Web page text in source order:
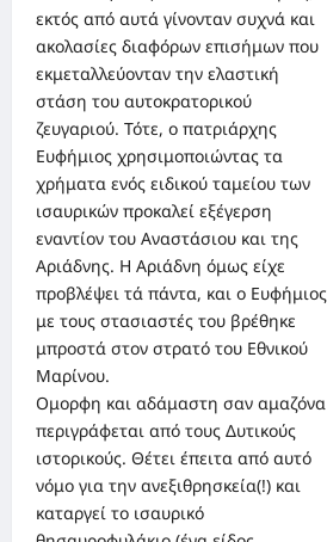
εκτός από αυτά γίνονταν συχνά και
ακολασίες διαφόρων επισήμων που
εκμεταλλεύονταν την ελαστική
στάση του αυτοκρατορικού
ζευγαριού. Τότε, ο πατριάρχης
Ευφήμιος χρησιμοποιώντας τα
χρήματα ενός ειδικού ταμείου των
ισαυρικών προκαλεί εξέγερση
εναντίον του Αναστάσιου και της
Αριάδνης. Η Αριάδνη όμως είχε
προβλέψει τά πάντα, και ο Ευφήμιος
με τους στασιαστές του βρέθηκε
μπροστά στον στρατό του Εθνικού
Μαρίνου.
Ομορφη και αδάμαστη σαν αμαζόνα
περιγράφεται από τους Δυτικούς
ιστορικούς. Θέτει έπειτα από αυτό
νόμο για την ανεξιθρησκεία(!) και
καταργεί το ισαυρικό